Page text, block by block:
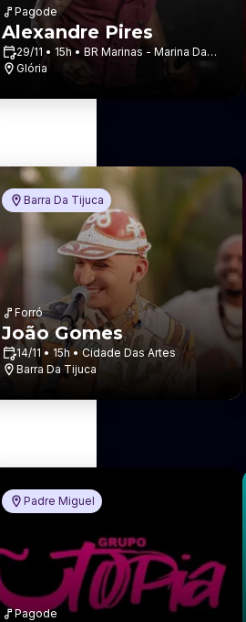
Pagode
Alexandre Pires
29/11 • 15h • BR Marinas - Marina Da
Glória
Glória
Barra Da Tijuca
Forró
João Gomes
14/11 • 15h • Cidade Das Artes
Barra Da Tijuca
Padre Miguel
Pagode